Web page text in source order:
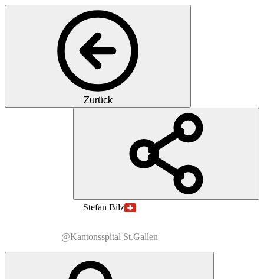
Zurück
Stefan Bilz
@Kantonsspital St.Gallen